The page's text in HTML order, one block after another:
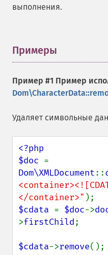
выполнения.
Примеры
Пример #1 Пример
Удаляет символьные
<?php
$doc
Dom\XMLDocument::
</container>"
$cdata = $doc->
>firstChild;
$cdata->remove();